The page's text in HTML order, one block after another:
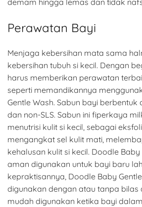
demam hingga lemas dan tidak
Perawatan Bayi
Menjaga kebersihan mata sama
kebersihan tubuh si kecil. Dengan
harus memberikan perawatan
seperti memandikannya
Gentle Wash. Sabun bayi berbentuk
dan non-SLS. Sabun ini fiperkaya
menutrisi kulit si kecil, sebagai
mengangkat sel kulit mati,
kehalusan kulit si kecil. Doodle
aman digunakan untuk bayi baru
kepraktisannya, Doodle Baby
digunakan dengan atau tanpa bilas
mudah digunakan ketika bayi